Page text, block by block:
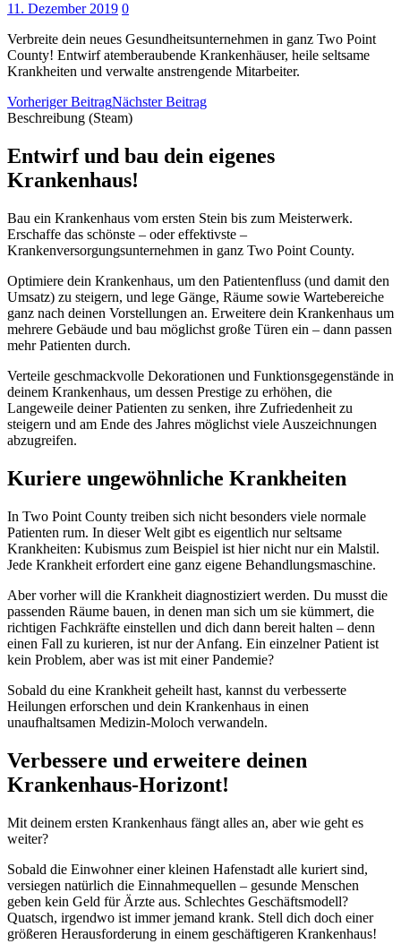
11. Dezember 2019 0
Verbreite dein neues Gesundheitsunternehmen in ganz Two Point
County! Entwirf atemberaubende Krankenhäuser, heile seltsame
Krankheiten und verwalte anstrengende Mitarbeiter.
Vorheriger BeitragNächster Beitrag
Beschreibung (Steam)
Entwirf und bau dein eigenes
Krankenhaus!
Bau ein Krankenhaus vom ersten Stein bis zum Meisterwerk.
Erschaffe das schönste – oder effektivste –
Krankenversorgungsunternehmen in ganz Two Point County.
Optimiere dein Krankenhaus, um den Patientenfluss (und damit den
Umsatz) zu steigern, und lege Gänge, Räume sowie Wartebereiche
ganz nach deinen Vorstellungen an. Erweitere dein Krankenhaus um
mehrere Gebäude und bau möglichst große Türen ein – dann passen
mehr Patienten durch.
Verteile geschmackvolle Dekorationen und Funktionsgegenstände in
deinem Krankenhaus, um dessen Prestige zu erhöhen, die
Langeweile deiner Patienten zu senken, ihre Zufriedenheit zu
steigern und am Ende des Jahres möglichst viele Auszeichnungen
abzugreifen.
Kuriere ungewöhnliche Krankheiten
In Two Point County treiben sich nicht besonders viele normale
Patienten rum. In dieser Welt gibt es eigentlich nur seltsame
Krankheiten: Kubismus zum Beispiel ist hier nicht nur ein Malstil.
Jede Krankheit erfordert eine ganz eigene Behandlungsmaschine.
Aber vorher will die Krankheit diagnostiziert werden. Du musst die
passenden Räume bauen, in denen man sich um sie kümmert, die
richtigen Fachkräfte einstellen und dich dann bereit halten – denn
einen Fall zu kurieren, ist nur der Anfang. Ein einzelner Patient ist
kein Problem, aber was ist mit einer Pandemie?
Sobald du eine Krankheit geheilt hast, kannst du verbesserte
Heilungen erforschen und dein Krankenhaus in einen
unaufhaltsamen Medizin-Moloch verwandeln.
Verbessere und erweitere deinen
Krankenhaus-Horizont!
Mit deinem ersten Krankenhaus fängt alles an, aber wie geht es
weiter?
Sobald die Einwohner einer kleinen Hafenstadt alle kuriert sind,
versiegen natürlich die Einnahmequellen – gesunde Menschen
geben kein Geld für Ärzte aus. Schlechtes Geschäftsmodell?
Quatsch, irgendwo ist immer jemand krank. Stell dich doch einer
größeren Herausforderung in einem geschäftigeren Krankenhaus!